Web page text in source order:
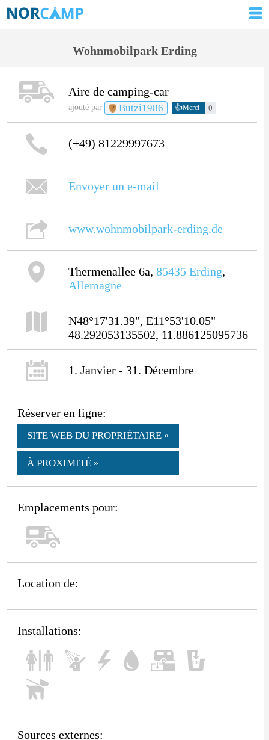
Wohnmobilpark Erding
Aire de camping-car
ajouté par Butzi1986 👍Merci 0
(+49) 81229997673
Envoyer un e-mail
www.wohnmobilpark-erding.de
Thermenallee 6a, 85435 Erding,
Allemagne
N48°17'31.39", E11°53'10.05"
48.292053135502, 11.886125095736
1. Janvier - 31. Décembre
Réserver en ligne:
SITE WEB DU PROPRIÉTAIRE »
À PROXIMITÉ »
Emplacements pour:
Location de:
Installations:
Sources externes: